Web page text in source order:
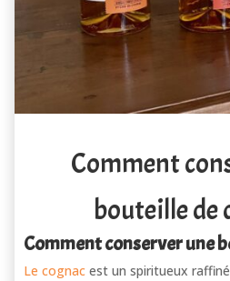
Comment
bouteille de
Comment conserver une
Le cognac est un spiritueux